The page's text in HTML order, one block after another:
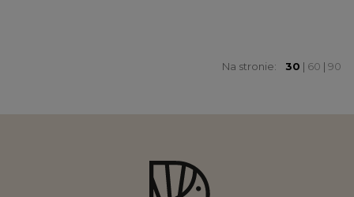
Na stronie: 30 | 60 | 90